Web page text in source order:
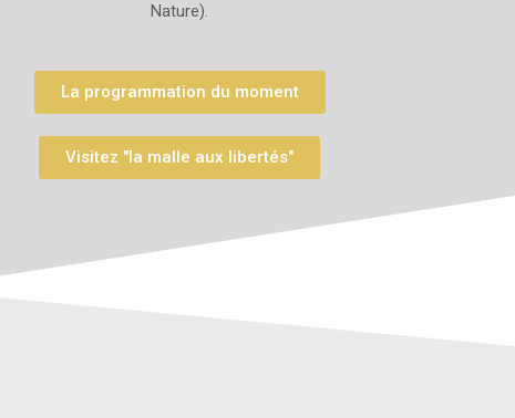
Nature).
La programmation du moment
Visitez "la malle aux libertés"